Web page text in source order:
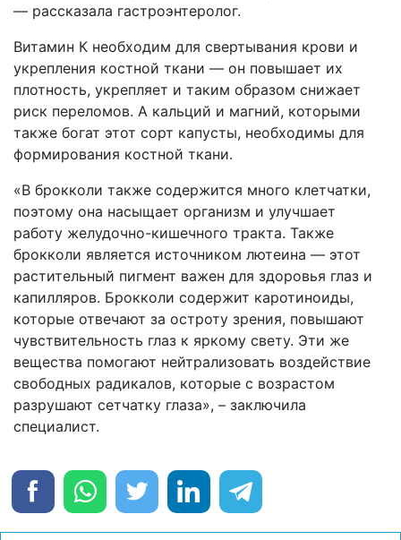
— рассказала гастроэнтеролог.
Витамин К необходим для свертывания крови и
укрепления костной ткани — он повышает их
плотность, укрепляет и таким образом снижает
риск переломов. А кальций и магний, которыми
также богат этот сорт капусты, необходимы для
формирования костной ткани.
«В брокколи также содержится много клетчатки,
поэтому она насыщает организм и улучшает
работу желудочно-кишечного тракта. Также
брокколи является источником лютеина — этот
растительный пигмент важен для здоровья глаз и
капилляров. Брокколи содержит каротиноиды,
которые отвечают за остроту зрения, повышают
чувствительность глаз к яркому свету. Эти же
вещества помогают нейтрализовать воздействие
свободных радикалов, которые с возрастом
разрушают сетчатку глаза», – заключила
специалист.